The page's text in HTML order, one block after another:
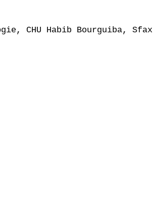
CHU Habib Bourguiba, Sfax